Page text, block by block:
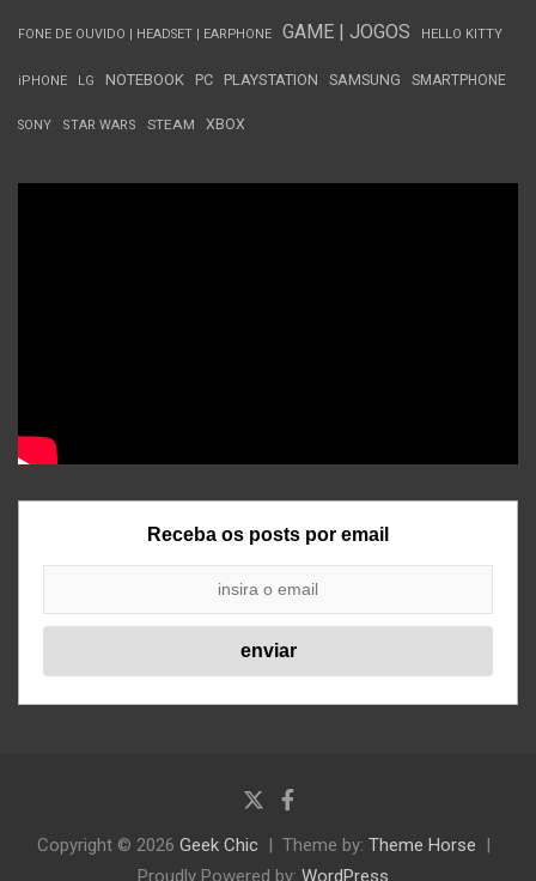
FONE DE OUVIDO | HEADSET | EARPHONE GAME | JOGOS HELLO KITTY
iPHONE LG NOTEBOOK PC PLAYSTATION SAMSUNG SMARTPHONE
SONY STAR WARS STEAM XBOX
Receba os posts por email
Copyright © 2026 Geek Chic Theme by: Theme Horse
Proudly Powered by: WordPress